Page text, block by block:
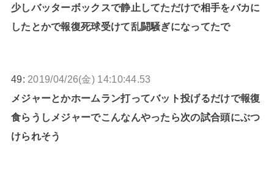
少しバッターボックスで静止してただけで相手をバカに
したとかで報復死球受けて乱闘騒ぎになってたで
49: 2019/04/26(金) 14:10:44.53
メジャーとかホームラン打ってバット投げるだけで報復
食らうしメジャーでこんなんやったら次の試合頭にぶつ
けられそう